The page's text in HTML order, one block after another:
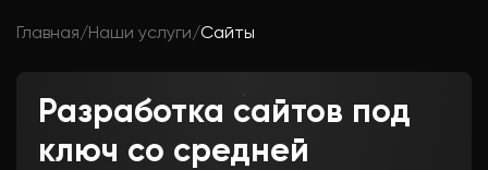
Главная/Наши услуги/Сайты
Разработка сайтов под
ключ со средней